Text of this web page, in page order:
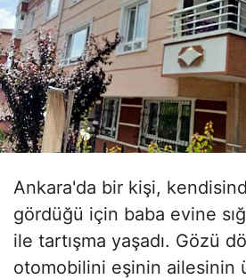
Ankara'da bir kişi,
gördüğü için baba evine
ile tartışma yaşadı. Gözü
otomobilini eşinin ailesinin